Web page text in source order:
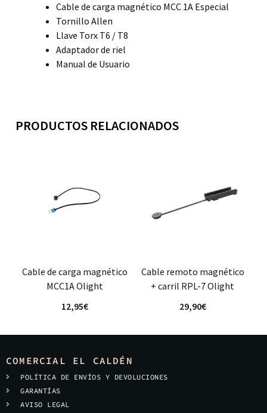
Cable de carga magnético MCC 1A Especial
Tornillo Allen
Llave Torx T6 / T8
Adaptador de riel
Manual de Usuario
PRODUCTOS RELACIONADOS
Cable de carga magnético
MCC1A Olight
12,95€
Cable remoto magnético
+ carril RPL-7 Olight
29,90€
COMERCIAL EL CALDÉN
POLÍTICA DE ENVÍOS Y DEVOLUCIONES
GARANTÍAS
AVISO LEGAL